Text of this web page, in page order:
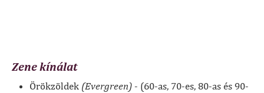
Zene kínálat
Örökzöldek (Evergreen) - (60-as, 70-es, 80-as és 90-